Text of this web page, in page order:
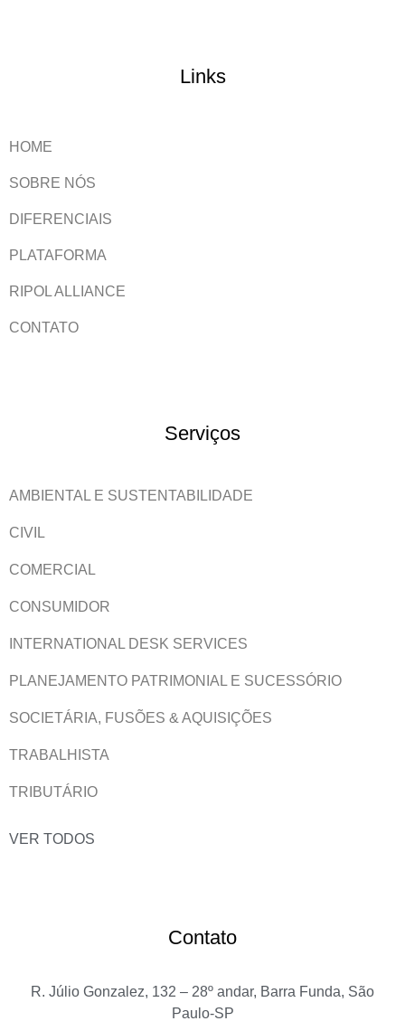
Links
HOME
SOBRE NÓS
DIFERENCIAIS
PLATAFORMA
RIPOL ALLIANCE
CONTATO
Serviços
AMBIENTAL E SUSTENTABILIDADE
CIVIL
COMERCIAL
CONSUMIDOR
INTERNATIONAL DESK SERVICES
PLANEJAMENTO PATRIMONIAL E SUCESSÓRIO
SOCIETÁRIA, FUSÕES & AQUISIÇÕES
TRABALHISTA
TRIBUTÁRIO
VER TODOS
Contato
R. Júlio Gonzalez, 132 – 28º andar, Barra Funda, São
Paulo-SP